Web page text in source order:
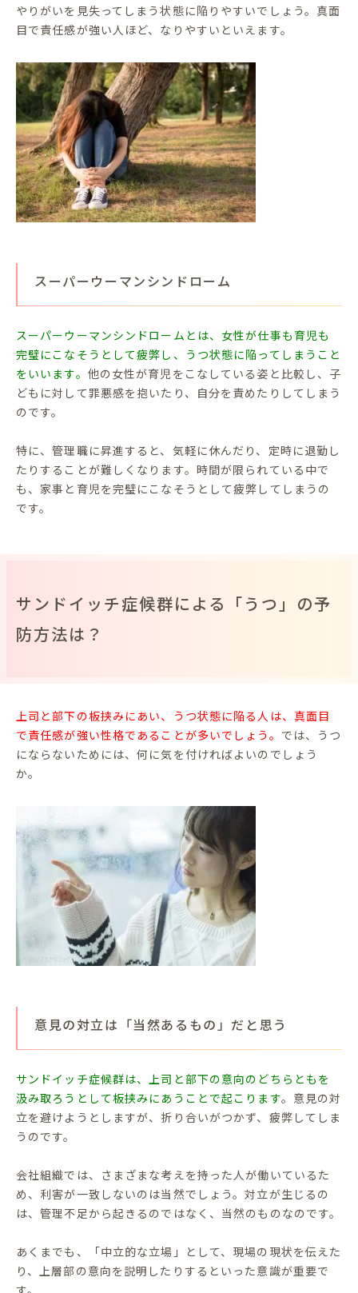
やりがいを見失ってしまう状態に陥りやすいでしょう。真面
目で責任感が強い人ほど、なりやすいといえます。
スーパーウーマンシンドローム
スーパーウーマンシンドロームとは、女性が仕事も育児も
完璧にこなそうとして疲弊し、うつ状態に陥ってしまうこと
をいいます。 他の女性が育児をこなしている姿と比較し、子
どもに対して罪悪感を抱いたり、自分を責めたりしてしまう
のです。
特に、管理職に昇進すると、気軽に休んだり、定時に退勤し
たりすることが難しくなります。時間が限られている中で
も、家事と育児を完璧にこなそうとして疲弊してしまうの
です。
サンドイッチ症候群による「うつ」の予
防方法は？
上司と部下の板挟みにあい、うつ状態に陥る人は、真面目
で責任感が強い性格であることが多いでしょう。 では、うつ
にならないためには、何に気を付ければよいのでしょう
か。
意見の対立は「当然あるもの」だと思う
サンドイッチ症候群は、上司と部下の意向のどちらともを
汲み取ろうとして板挟みにあうことで起こります。意見の対
立を避けようとしますが、折り合いがつかず、疲弊してしま
うのです。
会社組織では、さまざまな考えを持った人が働いているた
め、利害が一致しないのは当然でしょう。対立が生じるの
は、管理不足から起きるのではなく、当然のものなのです。
あくまでも、「中立的な立場」として、現場の現状を伝えた
り、上層部の意向を説明したりするといった意識が重要で
す。